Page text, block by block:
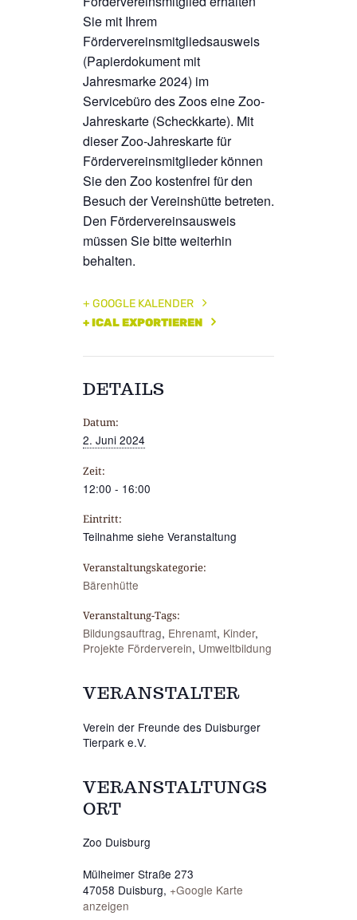
Sie mit Ihrem
Fördervereinsmitgliedsausweis
(Papierdokument mit
Jahresmarke 2024) im
Servicebüro des Zoos eine Zoo-
Jahreskarte (Scheckkarte). Mit
dieser Zoo-Jahreskarte für
Fördervereinsmitglieder können
Sie den Zoo kostenfrei für den
Besuch der Vereinshütte betreten.
Den Fördervereinsausweis
müssen Sie bitte weiterhin
behalten.
+ GOOGLE KALENDER
+ ICAL EXPORTIEREN
DETAILS
Datum:
2. Juni 2024
Zeit:
12:00 - 16:00
Eintritt:
Teilnahme siehe Veranstaltung
Veranstaltungskategorie:
Bärenhütte
Veranstaltung-Tags:
Bildungsauftrag, Ehrenamt, Kinder,
Projekte Förderverein, Umweltbildung
VERANSTALTUNGS
ORT
Zoo Duisburg
Mülheimer Straße 273
47058 Duisburg, +Google Karte
anzeigen
VERANSTALTER
Verein der Freunde des Duisburger
Tierpark e.V.